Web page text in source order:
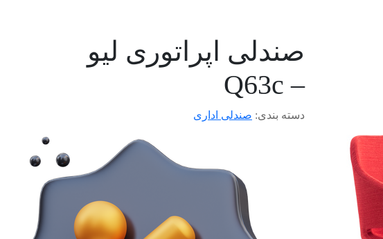
صندلی اپراتوری لیو
– Q63c
دسته بندی: صندلی اداری